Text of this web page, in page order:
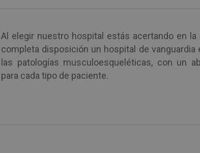
Al elegir nuestro hospital estás acertando en
completa disposición un hospital de vanguardia
las patologías musculoesqueléticas, con un
para cada tipo de paciente.